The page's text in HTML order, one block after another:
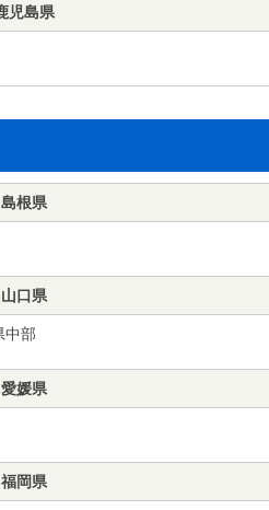
児島県
島根県
山口県
中部
愛媛県
福岡県